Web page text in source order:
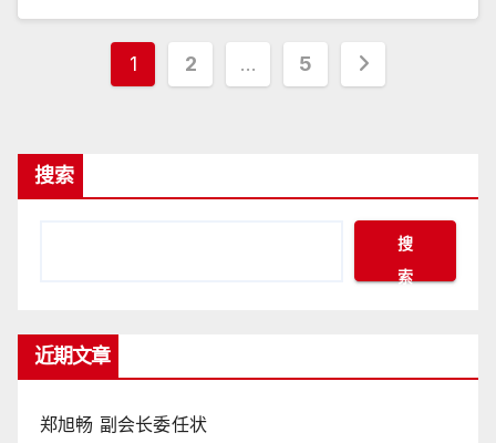
文
页
1 2 … 5
搜索
搜
索
近期文章
郑旭畅 副会长委任状